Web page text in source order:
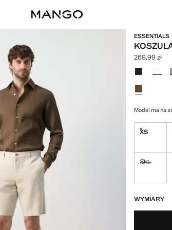
ESSENTIALS
Aktualna
269,99 zł
Wybierz
Model ma na
XS
Ostatnie
XXL
WYMIARY